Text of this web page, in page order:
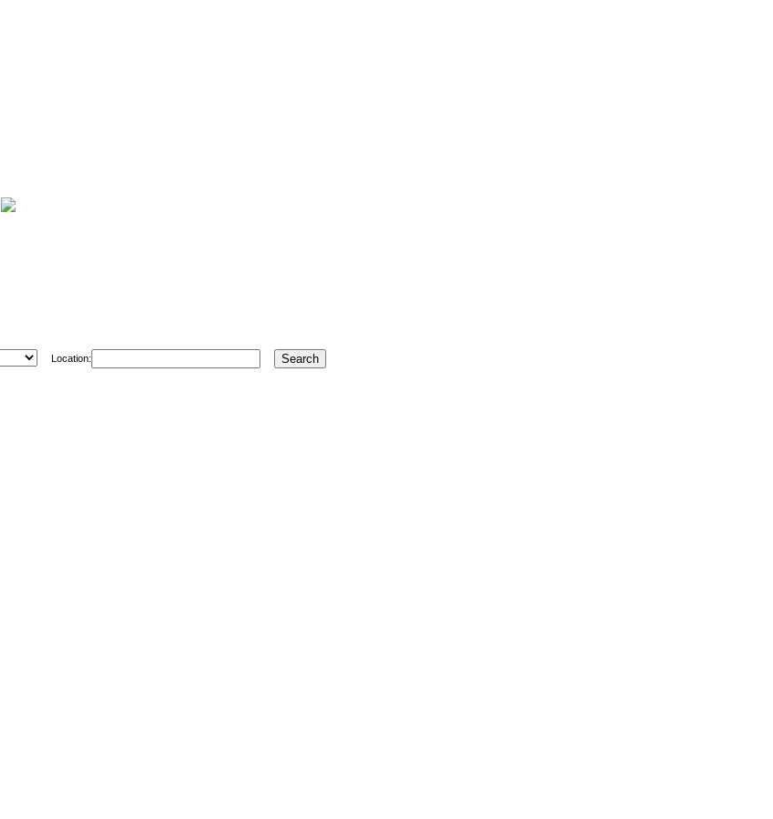
Location: